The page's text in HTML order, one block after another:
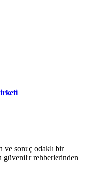
ve sonuç odaklı bir
güvenilir rehberlerinden